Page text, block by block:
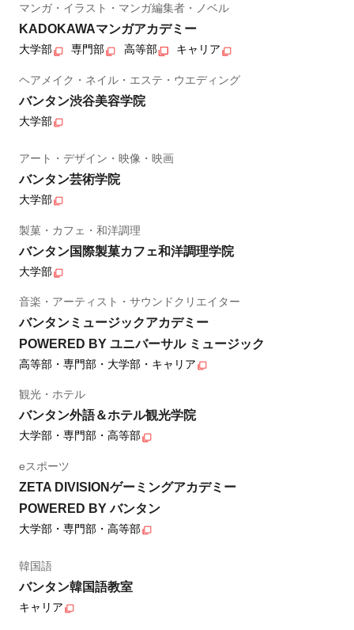
マンガ・イラスト・マンガ編集者・ノベル
KADOKAWAマンガアカデミー
大学部 専門部 高等部 キャリア
ヘアメイク・ネイル・エステ・ウエディング
バンタン渋谷美容学院
大学部
アート・デザイン・映像・映画
バンタン芸術学院
大学部
製菓・カフェ・和洋調理
バンタン国際製菓カフェ和洋調理学院
大学部
音楽・アーティスト・サウンドクリエイター
バンタンミュージックアカデミー
POWERED BY ユニバーサル ミュージック
高等部・専門部・大学部・キャリア
観光・ホテル
バンタン外語＆ホテル観光学院
大学部・専門部・高等部
eスポーツ
ZETA DIVISIONゲーミングアカデミー
POWERED BY バンタン
大学部・専門部・高等部
韓国語
バンタン韓国語教室
キャリア